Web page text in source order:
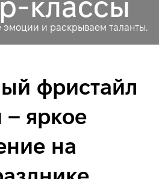
классы
и раскрываем таланты.
фристайл
– яркое
на